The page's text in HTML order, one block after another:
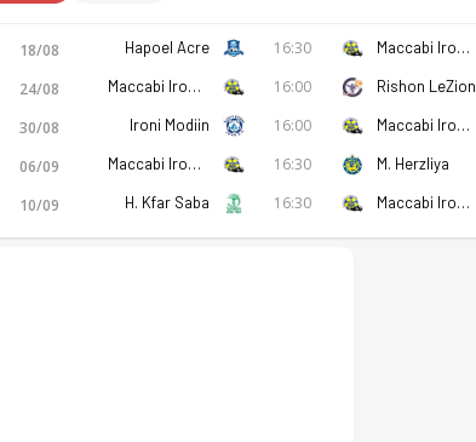
18/08 Hapoel Acre 16:30 Maccabi Ironi Kiryat Gat
24/08 Maccabi Ironi Kiryat Gat 16:00 Rishon LeZion
30/08 Ironi Modiin 16:00 Maccabi Ironi Kiryat Gat
06/09 Maccabi Ironi Kiryat Gat 16:30 M. Herzliya
10/09 H. Kfar Saba 16:30 Maccabi Ironi Kiryat Gat